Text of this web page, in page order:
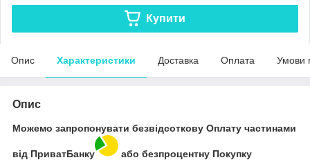
Купити
Опис Характеристики Доставка Оплата Умови
Опис
Можемо запропонувати безвідсоткову Оплату частинами
від ПриватБанку або безпроцентну Покупку